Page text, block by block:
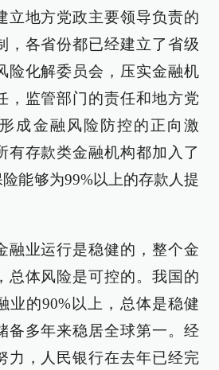
立地方党政主要领导负责的
，各省份都已经建立了省级
险化解委员会，压实金融机
，监管部门的责任和地方党
成金融风险防控的正向激
有存款类金融机构都加入了
能够为99%以上的存款人提
融业运行是稳健的，整个金
总体风险是可控的。我国的
业的90%以上，总体是稳健
备多年来稳居全球第一。经
力，人民银行在去年已经完